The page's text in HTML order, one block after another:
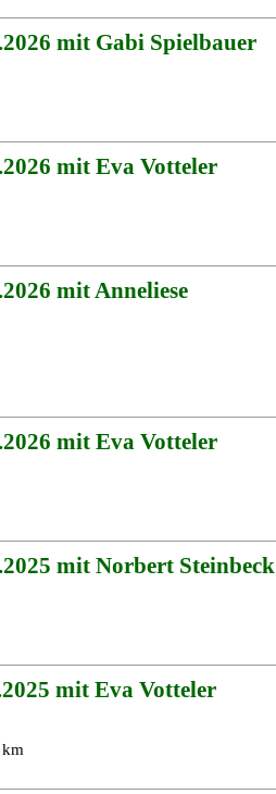
mit Gabi Spielbauer
mit Eva Votteler
mit Anneliese
mit Eva Votteler
mit Norbert Steinbeck
mit Eva Votteler